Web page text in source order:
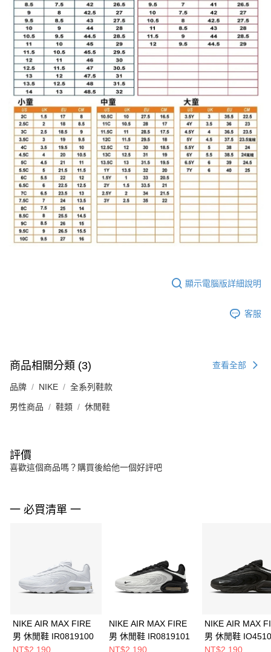
顯示電腦版詳細說明
客服
商品相關分類 (3) 查看全部
品牌 NIKE 全系列鞋款
男性商品 鞋類 休閒鞋
評價
喜歡這個商品嗎？購買後給他一個好評吧
一 必買清單 一
NIKE AIR MAX FIRE
男 休閒鞋 IR0819100
NT$2,190
NIKE AIR MAX FIRE
男 休閒鞋 IR0819101
NT$2,190
NIKE AIR MAX
男 休閒鞋
NT$2,190